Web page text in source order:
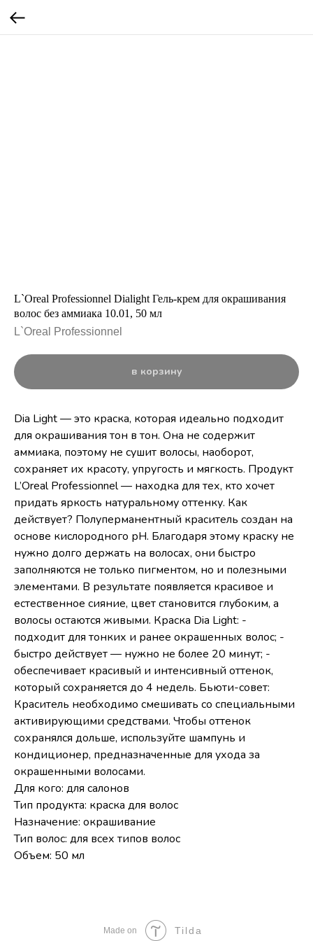
L`Oreal Professionnel Dialight Гель-крем для окрашивания
волос без аммиака 10.01, 50 мл
L`Oreal Professionnel
в корзину
Dia Light — это краска, которая идеально подходит
для окрашивания тон в тон. Она не содержит
аммиака, поэтому не сушит волосы, наоборот,
сохраняет их красоту, упругость и мягкость. Продукт
L’Oreal Professionnel — находка для тех, кто хочет
придать яркость натуральному оттенку. Как
действует? Полуперманентный краситель создан на
основе кислородного рН. Благодаря этому краску не
нужно долго держать на волосах, они быстро
заполняются не только пигментом, но и полезными
элементами. В результате появляется красивое и
естественное сияние, цвет становится глубоким, а
волосы остаются живыми. Краска Dia Light: -
подходит для тонких и ранее окрашенных волос; -
быстро действует — нужно не более 20 минут; -
обеспечивает красивый и интенсивный оттенок,
который сохраняется до 4 недель. Бьюти-совет:
Краситель необходимо смешивать со специальными
активирующими средствами. Чтобы оттенок
сохранялся дольше, используйте шампунь и
кондиционер, предназначенные для ухода за
окрашенными волосами.
Для кого: для салонов
Тип продукта: краска для волос
Назначение: окрашивание
Тип волос: для всех типов волос
Объем: 50 мл
Made on Tilda